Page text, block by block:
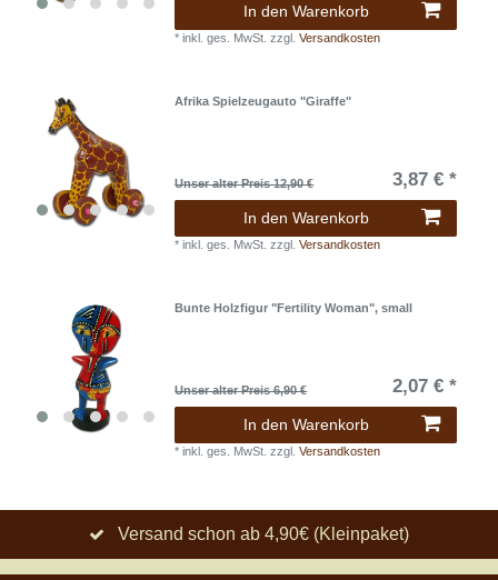
In den Warenkorb
*inkl. ges. MwSt. zzgl.Versandkosten
Afrika Spielzeugauto "Giraffe"
Unser alter Preis 12,90 € 3,87 € *
In den Warenkorb
*inkl. ges. MwSt. zzgl.Versandkosten
Bunte Holzfigur "Fertility Woman", small
Unser alter Preis 6,90 € 2,07 € *
In den Warenkorb
*inkl. ges. MwSt. zzgl.Versandkosten
Versand schon ab 4,90€ (Kleinpaket)